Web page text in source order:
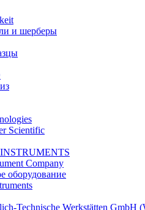
и шерберы
Scientific
Company
оборудование
Technische Werkstätten GmbH